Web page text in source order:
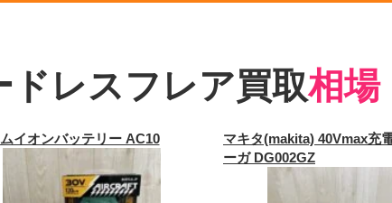
ドレスフレア買取相場
イオンバッテリー AC10
マキタ(makita) 40Vmax充
ーガ DG002GZ